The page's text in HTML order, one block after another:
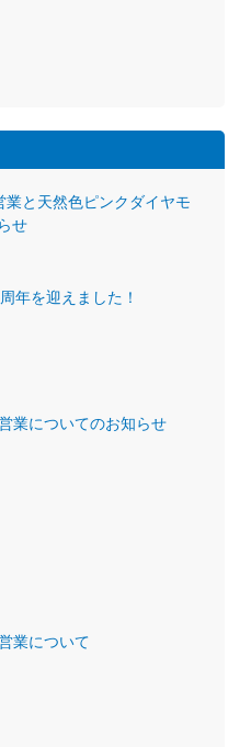
業と天然色ピンクダイヤモ
せ
年を迎えました！
業についてのお知らせ
業について